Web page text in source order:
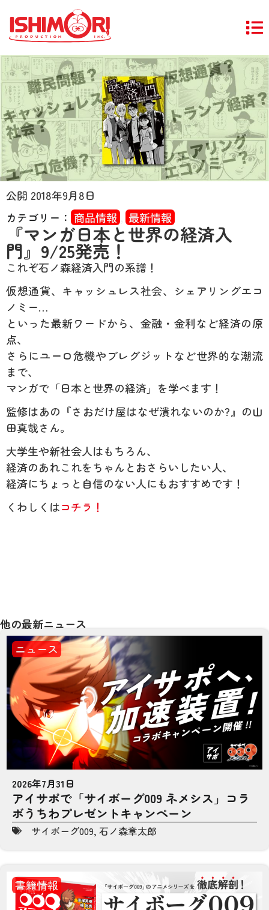
公開 2018年9月8日
カテゴリー： 商品情報 最新情報
『マンガ日本と世界の経済入
門』9/25発売！
これぞ石ノ森経済入門の系譜！
仮想通貨、キャッシュレス社会、シェアリングエコ
ノミー…
といった最新ワードから、金融・金利など経済の原
点、
さらにユーロ危機やブレグジットなど世界的な潮流
まで、
マンガで「日本と世界の経済」を学べます！
監修はあの『さおだけ屋はなぜ潰れないのか?』の山
田真哉さん。
大学生や新社会人はもちろん、
経済のあれこれをちゃんとおさらいしたい人、
経済にちょっと自信のない人にもおすすめです！
くわしくはコチラ！
他の最新ニュース
ニュース
2026年7月31日
アイサポで「サイボーグ009 ネメシス」コラ
ボうちわプレゼントキャンペーン
サイボーグ009, 石ノ森章太郎
書籍情報